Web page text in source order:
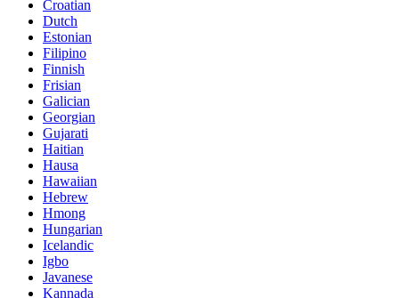
Croatian
Dutch
Estonian
Filipino
Finnish
Frisian
Galician
Georgian
Gujarati
Haitian
Hausa
Hawaiian
Hebrew
Hmong
Hungarian
Icelandic
Igbo
Javanese
Kannada